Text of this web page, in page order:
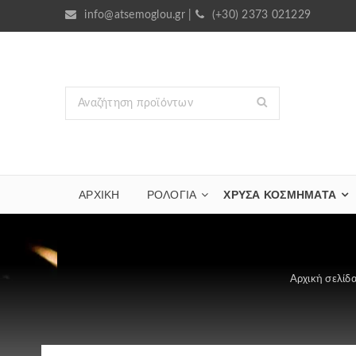
info@atsemoglou.gr| (+30) 2373 021229
ΑΡΧΙΚΗ ΡΟΛΟΓΙΑ ΧΡΥΣΆ ΚΟΣΜΉΜΑΤΑ
Αρχική